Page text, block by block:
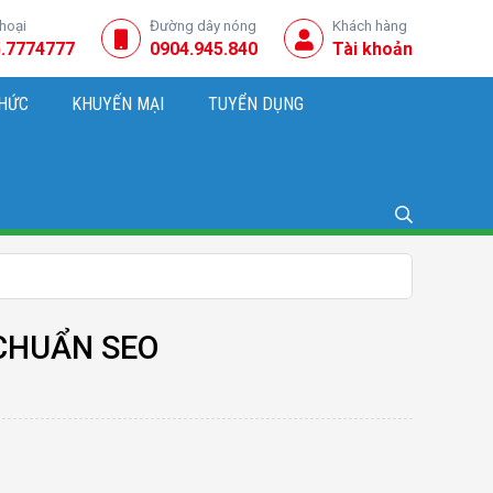
Đường dây nóng
0904.945.840
Khách hàng
Tài khoản
KHUYẾN MẠI TUYỂN DỤNG
SEO